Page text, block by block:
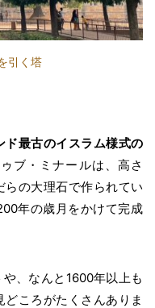
引く塔
最古のイスラム様式の
ブ・ミナールは、高さ
の大理石で作られてい
年の歳月をかけて完成
、なんと1600年以上も
ころがたくさんありま